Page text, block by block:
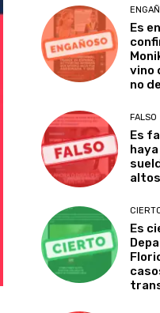
Es
vino
no
FALSO
Es
altos
Es